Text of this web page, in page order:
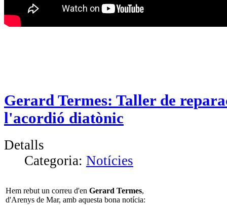
Gerard Termes: Taller de
l'acordió diatònic
Detalls
Categoria: Notícies
Hem rebut un correu d'en Gerard Termes,
d'Arenys de Mar, amb aquesta bona notícia: